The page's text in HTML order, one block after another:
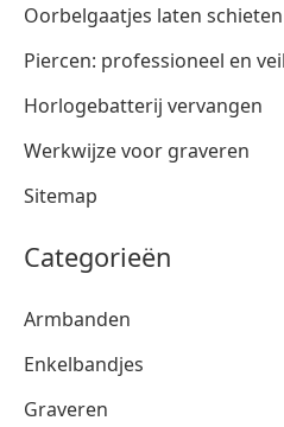
Oorbelgaatjes laten
Piercen: professioneel en
Horlogebatterij vervangen
Werkwijze voor graveren
Sitemap
Categorieën
Armbanden
Enkelbandjes
Graveren